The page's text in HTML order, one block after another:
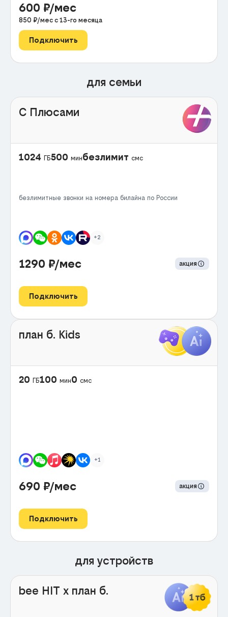
600 ₽/мес
850 ₽/мес с 13-го месяца
Подключить
для семьи
С Плюсами
1024 ГБ500 минбезлимит смс
безлимитные звонки на номера билайна по России
+2
1290 ₽/мес акция
Подключить
план б. Kids
20 ГБ100 мин0 смс
+1
690 ₽/мес акция
Подключить
для устройств
bee HIT x план б.